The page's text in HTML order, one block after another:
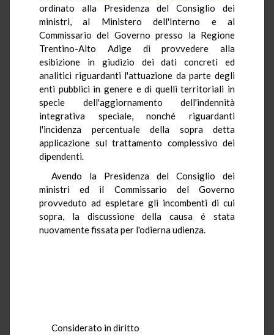
ordinato alla Presidenza del Consiglio dei
ministri, al Ministero dell'Interno e al
Commissario del Governo presso la Regione
Trentino-Alto Adige di provvedere alla
esibizione in giudizio dei dati concreti ed
analitici riguardanti l'attuazione da parte degli
enti pubblici in genere e di quelli territoriali in
specie dell'aggiornamento dell'indennità
integrativa speciale, nonché riguardanti
l'incidenza percentuale della sopra detta
applicazione sul trattamento complessivo dei
dipendenti.
Avendo la Presidenza del Consiglio dei
ministri ed il Commissario del Governo
provveduto ad espletare gli incombenti di cui
sopra, la discussione della causa é stata
nuovamente fissata per l'odierna udienza.
Considerato in diritto